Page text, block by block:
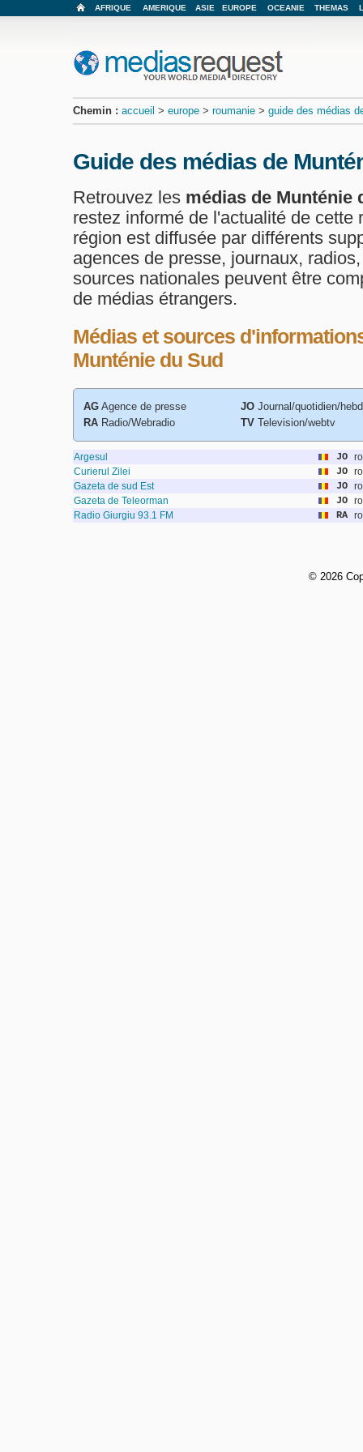
AFRIQUE AMERIQUE ASIE EUROPE OCEANIE THEMAS
Chemin : accueil > europe > roumanie > guide des médias
Guide des médias de
Retrouvez les médias de Munténie
restez informé de l'actualité de cette
région est diffusée par différents
agences de presse, journaux,
sources nationales peuvent être
de médias étrangers.
Médias et sources
Munténie du Sud
AG Agence de presse
RA Radio/Webradio
JO Journal/quotidien/
TV Television/webtv
Argesul JO
Curierul Zilei
JO
Gazeta de sud Est
JO
Gazeta de Teleorman
JO
Radio Giurgiu 93.1 FM
RA
© 2026